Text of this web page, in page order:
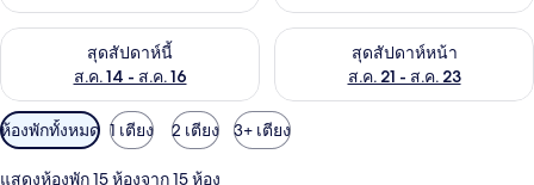
สุดสัปดาห์นี้
ส.ค. 14 - ส.ค. 16
ตรวจสอบจำนวนห้องพักว่างในสุดสัปดาห์นี้ ส.ค. 14 - ส.ค. 16
สุดสัปดาห์หน้า
ส.ค. 21 - ส.ค. 23
ตรวจสอบจำนวนห้องพักว่างใน
ตัว
กรอง
ห้องพักทั้งหมด 1 เตียง 2 เตียง 3+ เตียง
แสดงห้องพัก 15 ห้องจาก 15 ห้อง